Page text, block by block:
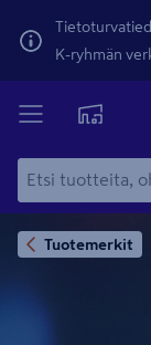
K-ryhmän
Tuotemerkit